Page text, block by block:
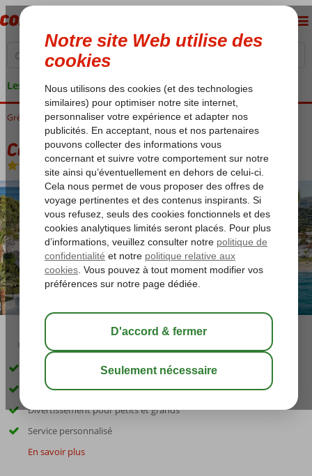
Les garanties de vacances
Grèce Crète Rethymnon Caramel, A Grecotel Resort To Live
Caramel, A Grecotel Resort To Live
Demi-pension-Hôtel
03:30 sauver
Piscine entourée de palmiers
Sur la jolie plage de sable !
Divertissement pour petits et grands
Service personnalisé
En savoir plus